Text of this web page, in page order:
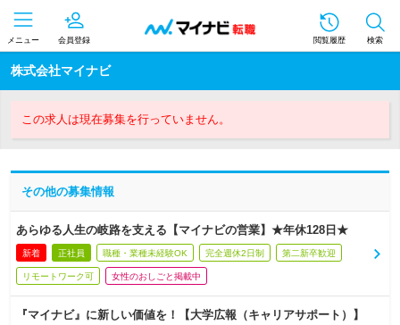
メニュー 会員登録 閲覧履歴 検索
株式会社マイナビ
この求人は現在募集を行っていません。
その他の募集情報
あらゆる人生の岐路を支える【マイナビの営業】★年休128日★
新着 正社員 職種・業種未経験OK 完全週休2日制 第二新卒歓迎
リモートワーク可 女性のおしごと掲載中
『マイナビ』に新しい価値を！【大学広報（キャリアサポート）】